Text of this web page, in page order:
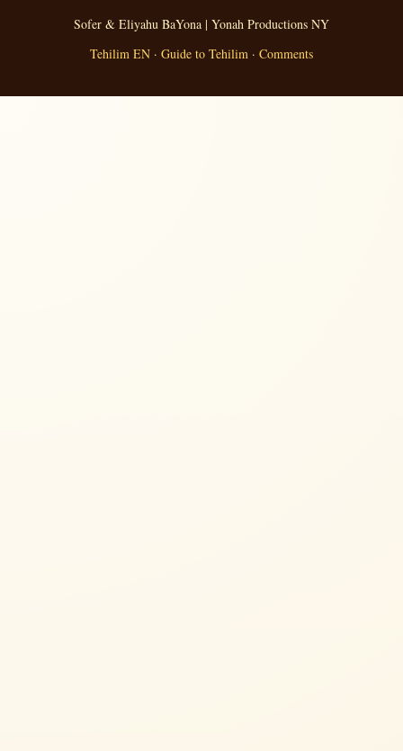
Sofer & Eliyahu BaYona | Yonah Productions NY
Tehilim EN · Guide to Tehilim · Comments